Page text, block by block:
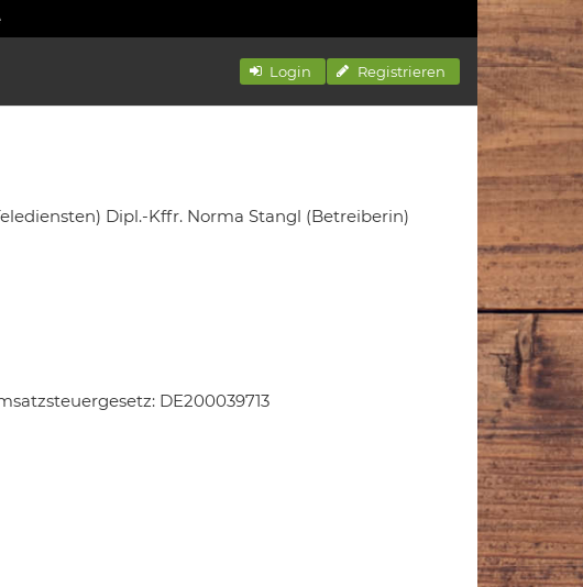
Login Registrieren
Dipl.-Kffr. Norma Stangl (Betreiberin)
DE200039713